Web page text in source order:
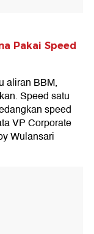
Pakai Speed
aliran BBM,
Speed satu
speed
VP Corporate
Wulansari